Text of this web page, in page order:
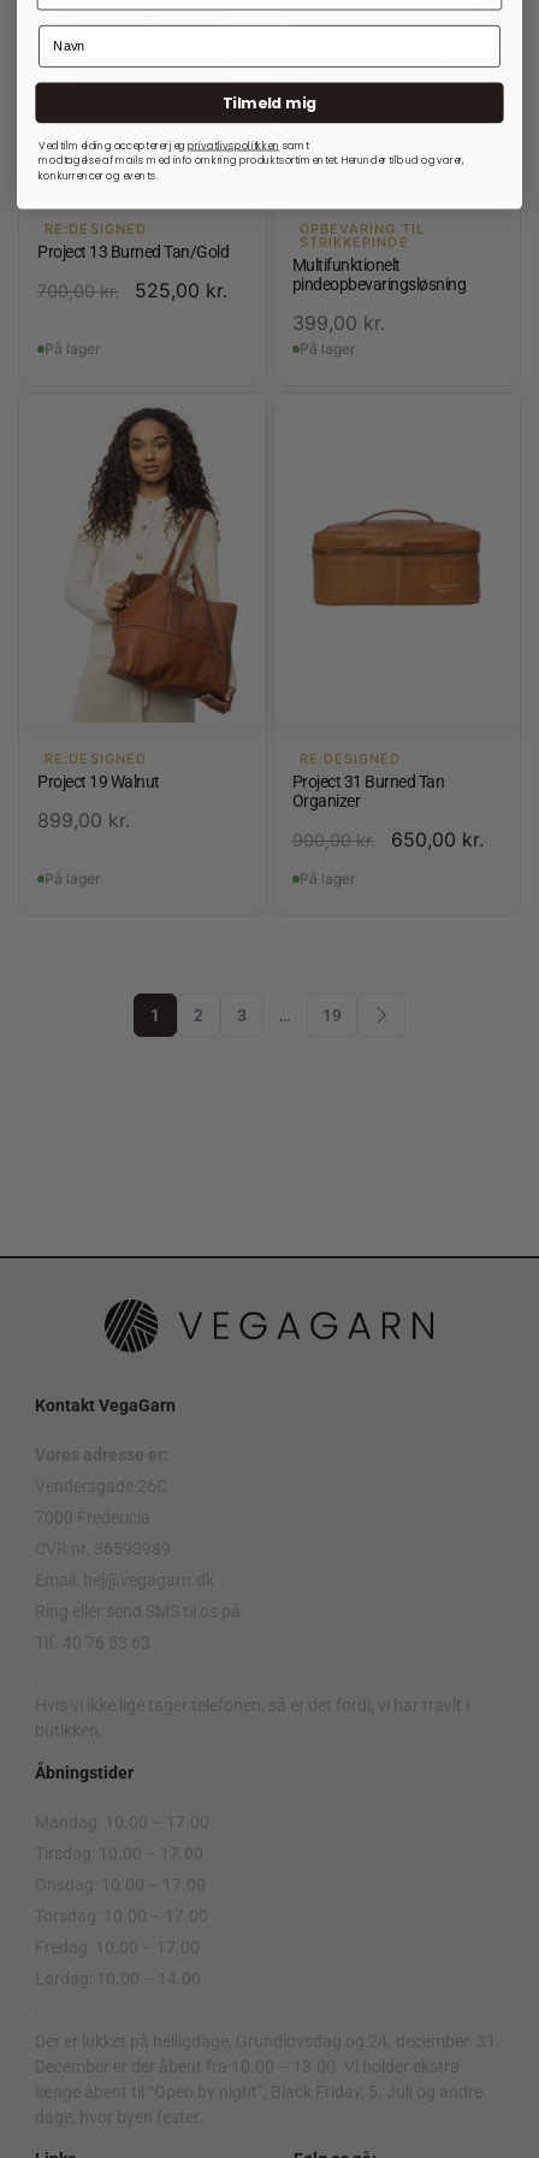
RE:DESIGNED
Project 13 Burned Tan/Gold
700,00kr. 525,00 kr.
På lager
OPBEVARING TIL
STRIKKEPINDE
Multifunktionelt
pindeopbevaringsløsning
399,00 kr.
På lager
RE:DESIGNED
Project 19 Walnut
899,00 kr.
På lager
RE:DESIGNED
Project 31 Burned Tan
Organizer
900,00kr. 650,00 kr.
På lager
1 2 3 … 19
Kontakt VegaGarn
Vores adresse er:
Vendersgade 26C
7000 Fredericia
CVR nr. 36593989
Email: hej@vegagarn.dk
Ring eller send SMS til os på:
Tlf. 40 76 53 63
Hvis vi ikke lige tager telefonen, så er det fordi, vi har travlt i
butikken.
Åbningstider
Mandag: 10.00 – 17.00
Tirsdag: 10.00 – 17.00
Onsdag: 10.00 – 17.00
Torsdag: 10.00 – 17.00
Fredag: 10.00 – 17.00
Lørdag: 10.00 – 14.00
Der er lukket på helligdage, Grundlovsdag og 24. december. 31.
December er der åbent fra 10.00 – 13.00. Vi holder ekstra
længe åbent til “Open by night”, Black Friday, 5. Juli og andre
dage, hvor byen fester.
Tilmeld mig
Ved tilmelding accepterer jegprivatlivspolitkken samt
modtagelse af mails med info omkring produktsortimentet. Herunder tilbud og varer,
konkurrencer og events.